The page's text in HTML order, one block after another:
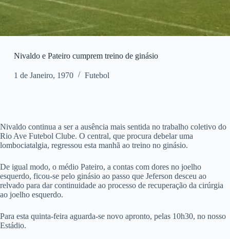
Nivaldo e Pateiro cumprem treino de ginásio
1 de Janeiro, 1970 Futebol
Nivaldo continua a ser a ausência mais sentida no trabalho coletivo do
Rio Ave Futebol Clube. O central, que procura debelar uma
lombociatalgia, regressou esta manhã ao treino no ginásio.
De igual modo, o médio Pateiro, a contas com dores no joelho
esquerdo, ficou-se pelo ginásio ao passo que Jeferson desceu ao
relvado para dar continuidade ao processo de recuperação da cirúrgia
ao joelho esquerdo.
Para esta quinta-feira aguarda-se novo apronto, pelas 10h30, no nosso
Estádio.